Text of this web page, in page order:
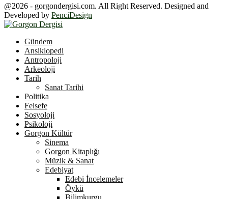
@2026 - gorgondergisi.com. All Right Reserved. Designed and
Developed by PenciDesign
Gündem
Ansiklopedi
Antropoloji
Arkeoloji
Tarih
Sanat Tarihi
Politika
Felsefe
Sosyoloji
Psikoloji
Gorgon Kültür
Sinema
Gorgon Kitaplığı
Müzik & Sanat
Edebiyat
Edebi İncelemeler
Öykü